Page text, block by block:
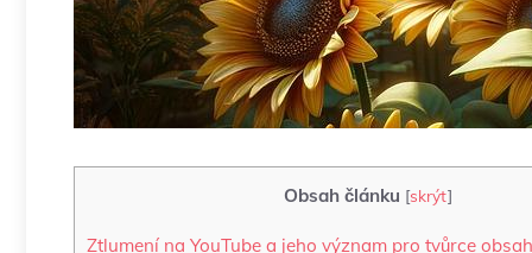
Obsah článku [skrýt]
Ztlumení na YouTube a jeho význam pro tvůrce